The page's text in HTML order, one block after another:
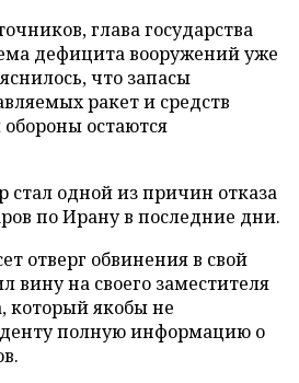
глава государства
дефицита вооружений уже
что запасы
ракет и средств
остаются
стал одной из причин отказа
по Ирану в последние дни.
отверг обвинения в свой
вину на своего заместителя
который якобы не
полную информацию о